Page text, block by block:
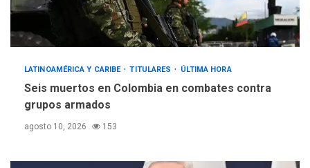
LATINOAMÉRICA Y CARIBE TITULARES ÚLTIMA HORA
Seis muertos en Colombia en combates contra
grupos armados
agosto 10, 2026 153